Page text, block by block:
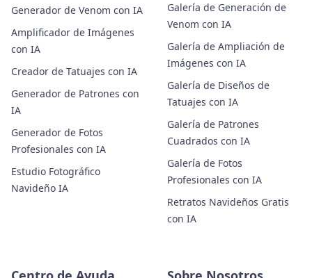
Generador de Venom con IA
Amplificador de Imágenes
con IA
Creador de Tatuajes con IA
Generador de Patrones con
IA
Generador de Fotos
Profesionales con IA
Estudio Fotográfico
Navideño IA
Galería de Generación de
Venom con IA
Galería de Ampliación de
Imágenes con IA
Galería de Diseños de
Tatuajes con IA
Galería de Patrones
Cuadrados con IA
Galería de Fotos
Profesionales con IA
Retratos Navideños Gratis
con IA